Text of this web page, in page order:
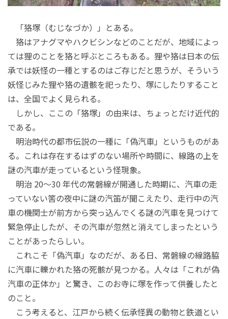
「狢塚（むじなづか）」とある。
狢はアナグマやハクビシンなどのことだが、地域によっ
ては狸のことを狢と呼ぶところもある。狸や狢は日本の伝
承では妖怪の一種とするのはご存じだと思うが、そういう
妖怪じみた狸や狢の遺骸を祀ったり、塚にしたりすること
は、全国でよく見られる。
しかし、ここの「狢塚」の由来は、ちょっとだけ近代的
である。
明治時代の都市伝説の一種に「偽汽車」というものがあ
る。これは存在するはずのない場所や時間に、線路の上を
謎の汽車が走っているという怪現象。
明治 20〜30 年代の常磐線が開通した時期に、汽車の走
っていない筈の夜中に謎の汽笛が聞こえたり、走行中の汽
車の機関士が前方から突っ込んでくる謎の汽車を見つけて
緊急停止したが、その汽車が忽然と消えてしまったという
ことがあったらしい。
これこそ「偽汽車」なのだが、ある日、常磐線の線路脇
に汽車に轢かれた狢の死骸が見つかる。人々は「これが偽
汽車の正体か」と驚き、このお寺に塚を作って供養したと
のこと。
こう考えると、江戸から続く伝承怪異の動物と鉄道とい